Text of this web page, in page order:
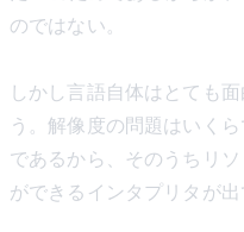
のではない。
しかし言語自体はとても
う。解像度の問題はいく
であるから、そのうちリ
ができるインタプリタが出